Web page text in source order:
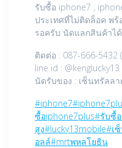
รับซื้อ iphone7 ,
ประเทศที่ไม่ติดล็อค พ
รอครับ นัดแลกสินค้าได้
ติดต่อ : 087-666-5432
line id :
นัดรับของ : เซ็นทรัลล
#iphone7#
ซื้อiphone7plus#รับซื้
สูง#lucky13mobile#เ
อลล์#mrtพหลโยธิน